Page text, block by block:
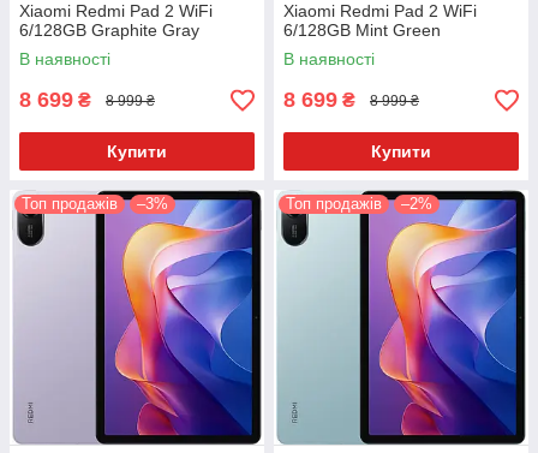
Xiaomi Redmi Pad 2 WiFi
6/128GB Graphite Gray
В наявності
8 699 ₴ 8 999 ₴
Купити
Xiaomi Redmi Pad 2 WiFi
6/128GB Mint Green
В наявності
8 699 ₴ 8 999 ₴
Купити
Топ продажів –3% Топ продажів –2%